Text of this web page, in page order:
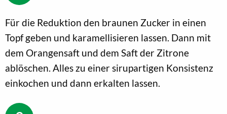
Für die Reduktion den braunen Zucker in einen
Topf geben und karamellisieren lassen. Dann mit
dem Orangensaft und dem Saft der Zitrone
ablöschen. Alles zu einer sirupartigen Konsistenz
einkochen und dann erkalten lassen.